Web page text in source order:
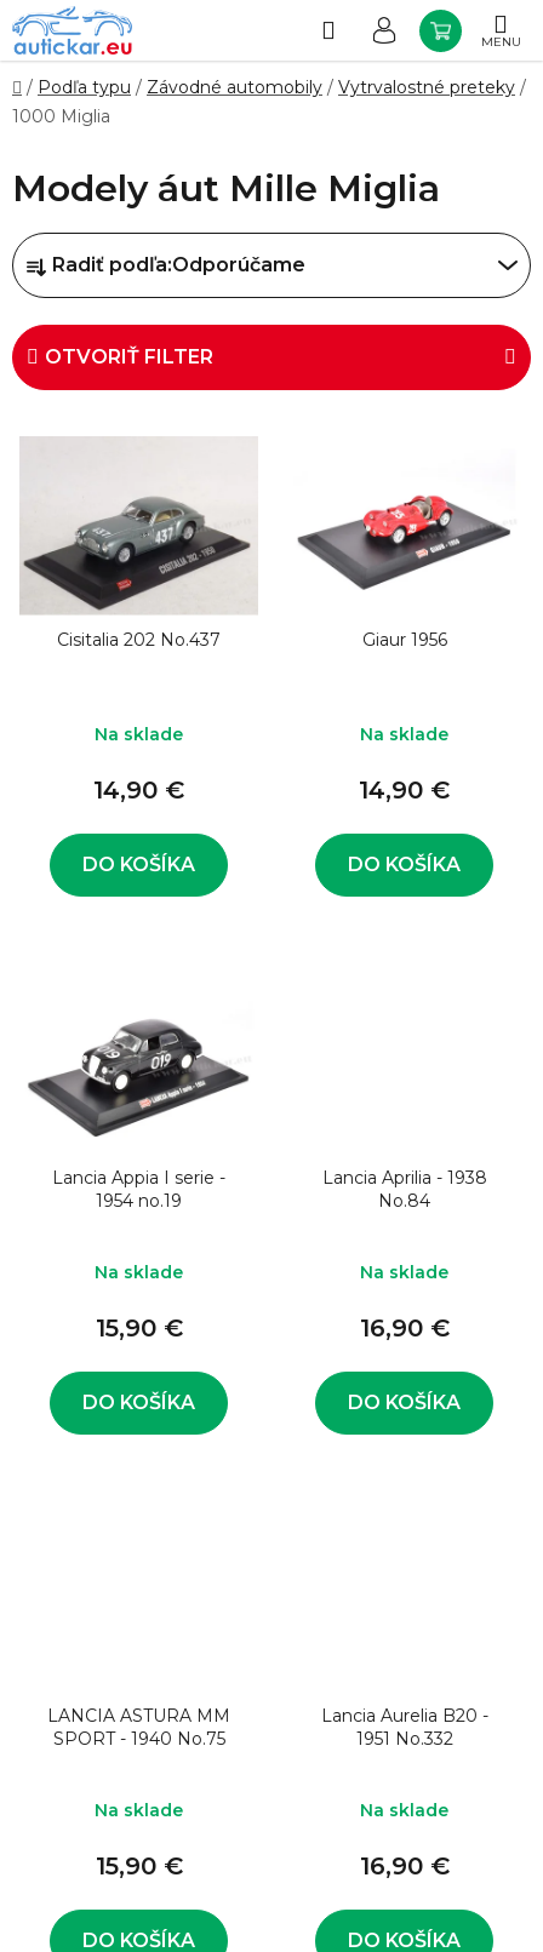
Prejsť
na
obsah
Hľadať
KOŠÍK
Domov
/ Podľa typu / Závodné automobily / Vytrvalostné preteky /
1000 Miglia
Modely áut Mille Miglia
R
a
d
e
n
i
o
d
Radiť podľa:Odporúčame
OTVORIŤ FILTER
V
s
p
Cisitalia 202 No.437
Na sklade
14,90 €
DO KOŠÍKA
Giaur 1956
Na sklade
14,90 €
DO KOŠÍKA
Lancia Appia I serie -
1954 no.19
Na sklade
15,90 €
DO KOŠÍKA
Lancia Aprilia - 1938
No.84
Na sklade
16,90 €
DO KOŠÍKA
LANCIA ASTURA MM
SPORT - 1940 No.75
Na sklade
15,90 €
DO KOŠÍKA
Lancia Aurelia B20 -
1951 No.332
Na sklade
16,90 €
DO KOŠÍKA